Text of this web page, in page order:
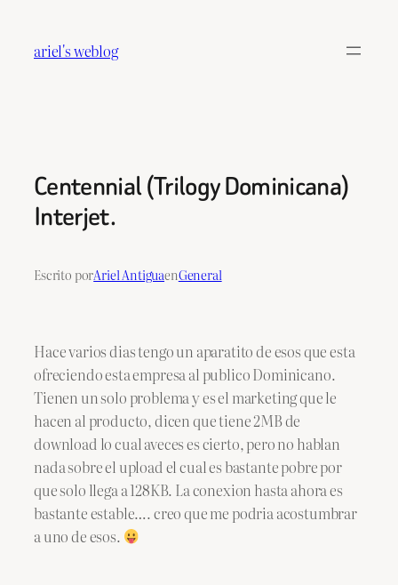
contenido
ariel's weblog
Centennial (Trilogy Dominicana)
Interjet.
Escrito porAriel AntiguaenGeneral
Hace varios dias tengo un aparatito de esos que esta
ofreciendo esta empresa al publico Dominicano.
Tienen un solo problema y es el marketing que le
hacen al producto, dicen que tiene 2MB de
download lo cual aveces es cierto, pero no hablan
nada sobre el upload el cual es bastante pobre por
que solo llega a 128KB. La conexion hasta ahora es
bastante estable…. creo que me podria acostumbrar
a uno de esos.